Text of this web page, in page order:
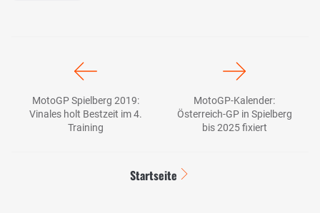
MotoGP Spielberg 2019:
Vinales holt Bestzeit im 4.
Training
MotoGP-Kalender:
Österreich-GP in Spielberg
bis 2025 fixiert
Startseite